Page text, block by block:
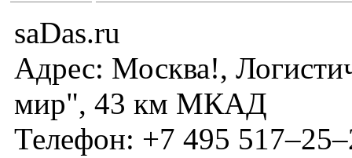
saDas.ru
Адрес: Москва!,
мир", 43 км МКАД
Телефон: +7 495